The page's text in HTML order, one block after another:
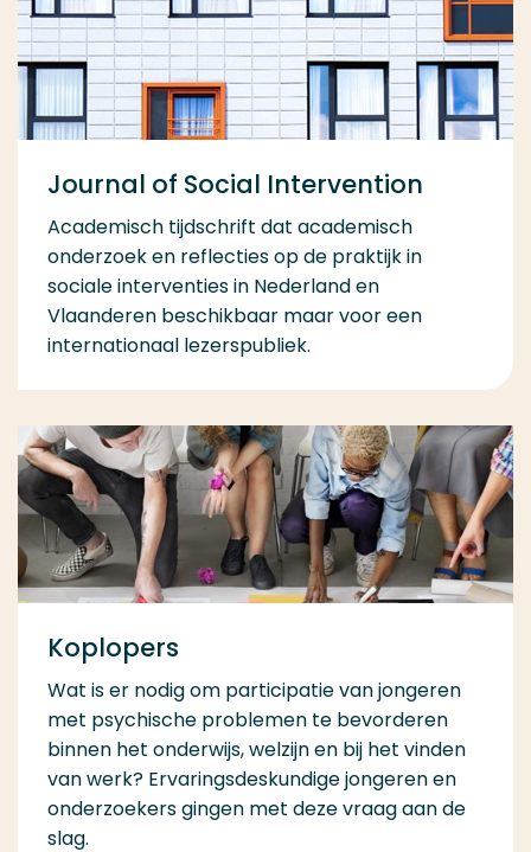
Journal of Social Intervention
Academisch tijdschrift dat academisch
onderzoek en reflecties op de praktijk in
sociale interventies in Nederland en
Vlaanderen beschikbaar maar voor een
internationaal lezerspubliek.
Koplopers
Wat is er nodig om participatie van jongeren
met psychische problemen te bevorderen
binnen het onderwijs, welzijn en bij het vinden
van werk? Ervaringsdeskundige jongeren en
onderzoekers gingen met deze vraag aan de
slag.